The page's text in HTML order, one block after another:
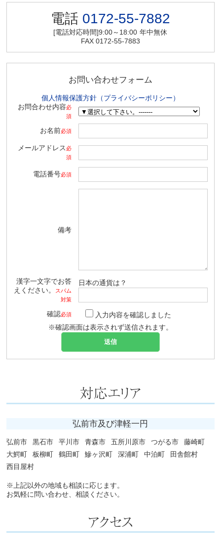
電話 0172-55-7882
[電話対応時間]9:00～18:00 年中無休
FAX 0172-55-7883
お問い合わせフォーム
個人情報保護方針（プライバシーポリシー）
お問合わせ内容必
須
お名前必須
メールアドレス 必
須
電話番号必須
備考
漢字一文字でお答
えください。
スパム
対策
日本の通貨は？
確認必須
入力内容を確認しました
※確認画面は表示されず送信されます。
弘前市及び津軽一円
弘前市 黒石市 平川市 青森市 五所川原市 つがる市
藤崎町
大鰐町
板柳町 鶴田町 鰺ヶ沢町 深浦町 中泊町
田舎館村
西目屋村
※上記以外の地域も相談に応じます。
お気軽に問い合わせ、相談ください。